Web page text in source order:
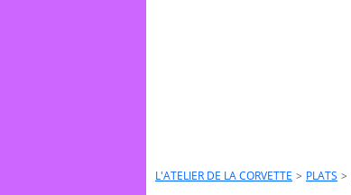
L'ATELIER DE LA CORVETTE > PLATS >